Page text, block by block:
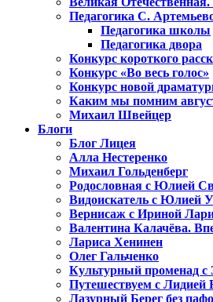
Педагогика С.
Педагогика школы
Педагогика двора
Конкурс короткого
Конкурс «Во весь голос»
Конкурс новой
Каким мы помним
Михаил Швейцер
Блоги
Блог Лицея
Алла Нестеренко
Михаил Гольденберг
Родословная с Юлией
Видоискатель с Юлией
Вернисаж с Ириной
Валентина Калачёва.
Лариса Хенинен
Олег Гальченко
Культурный променад с
Путешествуем с Лидией
Лазурный Берег без